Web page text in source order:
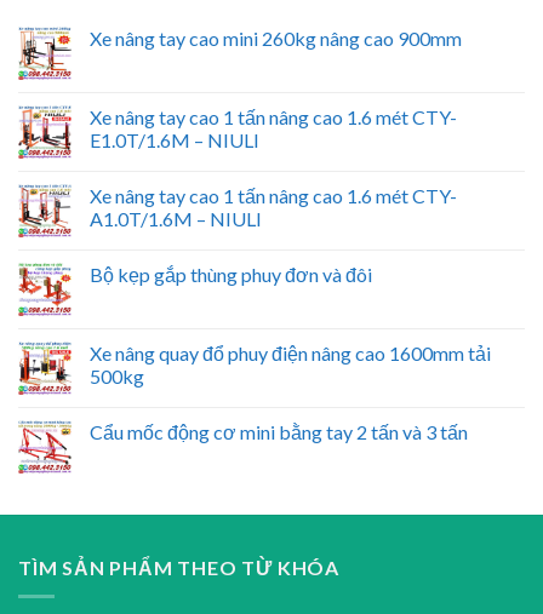
Xe nâng tay cao mini 260kg nâng cao 900mm
Xe nâng tay cao 1 tấn nâng cao 1.6 mét CTY-
E1.0T/1.6M – NIULI
Xe nâng tay cao 1 tấn nâng cao 1.6 mét CTY-
A1.0T/1.6M – NIULI
Bộ kẹp gắp thùng phuy đơn và đôi
Xe nâng quay đổ phuy điện nâng cao 1600mm tải
500kg
Cẩu mốc động cơ mini bằng tay 2 tấn và 3 tấn
TÌM SẢN PHẨM THEO TỪ KHÓA